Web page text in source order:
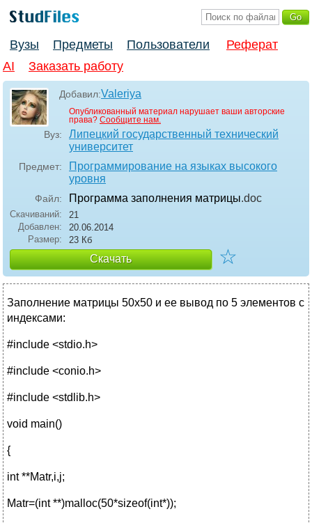
Вузы Предметы Пользователи
Реферат
AI
Заказать работу
Добавил:Valeriya
Опубликованный материал нарушает ваши авторские
права? Сообщите нам.
Вуз:
Липецкий государственный технический
университет
Предмет:
Программирование на языках высокого
уровня
Файл: Программа заполнения матрицы.doc
Скачиваний:
21
Добавлен:
20.06.2014
Размер:
23 Кб
Скачать ☆
Заполнение матрицы 50х50 и ее вывод по 5 элементов с
индексами:
#include <stdio.h>
#include <conio.h>
#include <stdlib.h>
void main()
{
int **Matr,i,j;
Matr=(int **)malloc(50*sizeof(int*));